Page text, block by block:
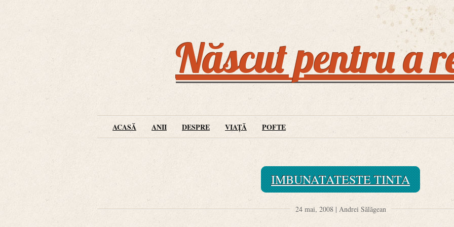
Născut pentru a
ACASĂ ANII DESPRE VIAȚĂ POFTE
IMBUNATATESTE TINTA
24 mai, 2008 | Andrei Sălăgean